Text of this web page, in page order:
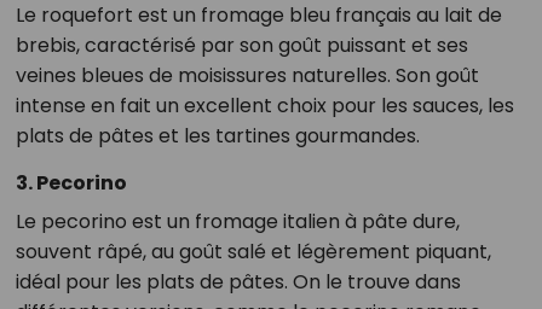
Le roquefort est un fromage bleu français au lait de
brebis, caractérisé par son goût puissant et ses
veines bleues de moisissures naturelles. Son goût
intense en fait un excellent choix pour les sauces, les
plats de pâtes et les tartines gourmandes.
3. Pecorino
Le pecorino est un fromage italien à pâte dure,
souvent râpé, au goût salé et légèrement piquant,
idéal pour les plats de pâtes. On le trouve dans